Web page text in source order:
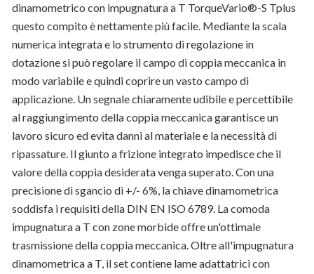
dinamometrico con impugnatura a T TorqueVario®-S Tplus
questo compito è nettamente più facile. Mediante la scala
numerica integrata e lo strumento di regolazione in
dotazione si può regolare il campo di coppia meccanica in
modo variabile e quindi coprire un vasto campo di
applicazione. Un segnale chiaramente udibile e percettibile
al raggiungimento della coppia meccanica garantisce un
lavoro sicuro ed evita danni al materiale e la necessità di
ripassature. Il giunto a frizione integrato impedisce che il
valore della coppia desiderata venga superato. Con una
precisione di sgancio di +/- 6%, la chiave dinamometrica
soddisfa i requisiti della DIN EN ISO 6789. La comoda
impugnatura a T con zone morbide offre un'ottimale
trasmissione della coppia meccanica. Oltre all'impugnatura
dinamometrica a T, il set contiene lame adattatrici con